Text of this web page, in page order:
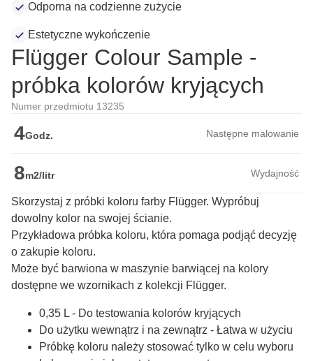
Odporna na codzienne zużycie
Estetyczne wykończenie
Flügger Colour Sample -
próbka kolorów kryjących
Numer przedmiotu 13235
4Godz. Następne malowanie
8m2/litr Wydajność
Skorzystaj z próbki koloru farby Flügger. Wypróbuj
dowolny kolor na swojej ścianie.
Przykładowa próbka koloru, która pomaga podjąć decyzję
o zakupie koloru.
Może być barwiona w maszynie barwiącej na kolory
dostępne we wzornikach z kolekcji Flügger.
0,35 L - Do testowania kolorów kryjących
Do użytku wewnątrz i na zewnątrz - Łatwa w użyciu
Próbkę koloru należy stosować tylko w celu wyboru